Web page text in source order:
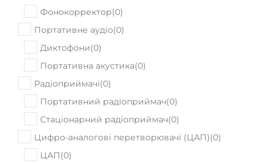
Фонокорректор(0)
Портативне аудіо(0)
Диктофони(0)
Портативна акустика(0)
Радіоприймачі(0)
Портативний радіоприймач(0)
Стаціонарний радіоприймач(0)
Цифро-аналогові перетворювачі (ЦАП)(0)
ЦАП(0)